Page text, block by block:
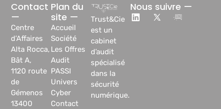
Trust&Cie
est un
cabinet
d’audit
spécialisé
dans la
sécurité
numérique.
Plan du
site —
Accueil
Société
Les Offres
Audit
PASSI
Univers
Cyber
Contact
Contact
—
Centre
d’Affaires
Alta Rocca,
Bât A,
1120 route
de
Gémenos
13400
Nous suivre —